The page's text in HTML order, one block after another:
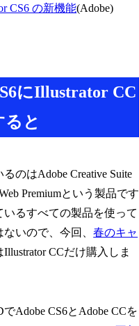
CS6 の新機能(Adobe)
にIllustrator CC
ると
のはAdobe Creative Suite
Premiumという製品です
いるすべての製品を使って
ないので、今回、春のキャ
Illustrator CCだけ購入しま
でAdobe CS6とAdobe CCを